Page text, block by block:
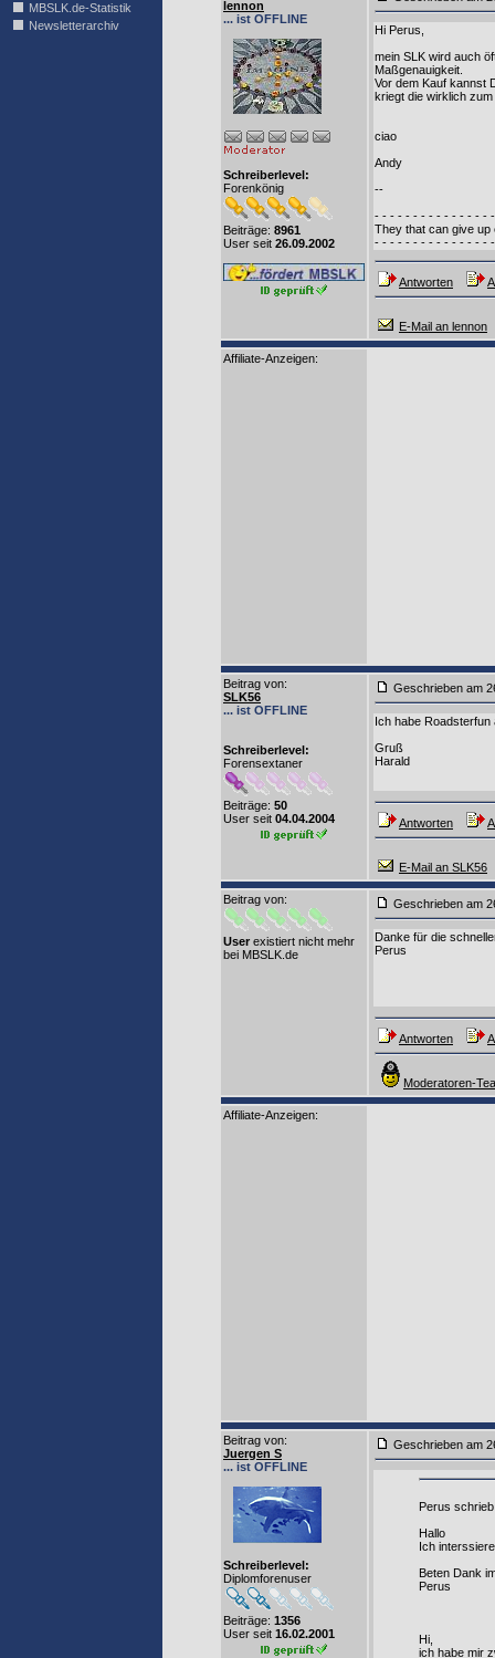
MBSLK.de-Statistik
Newsletterarchiv
lennon
... ist OFFLINE
Schreiberlevel:
Forenkönig
Beiträge: 8961
User seit 26.09.2002
Hi Perus,
mein SLK wird auch
Maßgenauigkeit.
Vor dem Kauf kannst
kriegt die wirklich
ciao
Andy
--
- - - - - - - - - - - - - - -
They that can give up
- - - - - - - - - - - - - - -
Antworten
E-Mail an lennon
Affiliate-Anzeigen:
Beitrag von:
SLK56
... ist OFFLINE
Schreiberlevel:
Forensextaner
Beiträge: 50
User seit 04.04.2004
Geschrieben am
Ich habe Roadsterfun
Gruß
Harald
Antworten
E-Mail an SLK56
Beitrag von:
User existiert nicht mehr
bei MBSLK.de
Geschrieben am
Danke für die
Perus
Antworten
Moderatoren-
Affiliate-Anzeigen:
Beitrag von:
Juergen S
... ist OFFLINE
Schreiberlevel:
Diplomforenuser
Beiträge: 1356
User seit 16.02.2001
Geschrieben am
Perus
Hallo
Ich
Beten Dank
Perus
Hi,
ich habe mir